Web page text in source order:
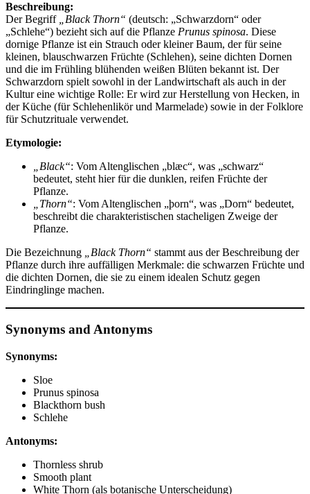
Beschreibung:
Der Begriff
„Black Thorn“ (deutsch: „Schwarzdorn“ oder
„Schlehe“) bezieht sich auf die Pflanze Prunus spinosa. Diese
dornige Pflanze ist ein Strauch oder kleiner Baum, der für seine
kleinen, blauschwarzen Früchte (Schlehen), seine dichten Dornen
und die im Frühling blühenden weißen Blüten bekannt ist. Der
Schwarzdorn spielt sowohl in der Landwirtschaft als auch in der
Kultur eine wichtige Rolle: Er wird zur Herstellung von Hecken, in
der Küche (für Schlehenlikör und Marmelade) sowie in der Folklore
für Schutzrituale verwendet.
Etymologie:
„Black“: Vom Altenglischen „blæc“, was „schwarz“
bedeutet, steht hier für die dunklen, reifen Früchte der
Pflanze.
„Thorn“: Vom Altenglischen „þorn“, was „Dorn“ bedeutet,
beschreibt die charakteristischen stacheligen Zweige der
Pflanze.
Die Bezeichnung
„Black Thorn“ stammt aus der Beschreibung der
Pflanze durch ihre auffälligen Merkmale: die schwarzen Früchte und
die dichten Dornen, die sie zu einem idealen Schutz gegen
Eindringlinge machen.
Synonyms and Antonyms
Synonyms:
Sloe
Prunus spinosa
Blackthorn bush
Schlehe
Antonyms:
Thornless shrub
Smooth plant
White Thorn (als botanische Unterscheidung)